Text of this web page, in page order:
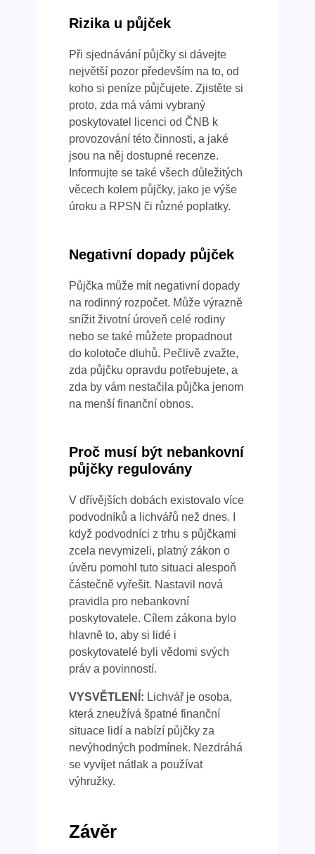
Rizika u půjček
Při sjednávání půjčky si dávejte
největší pozor především na to, od
koho si peníze půjčujete. Zjistěte si
proto, zda má vámi vybraný
poskytovatel licenci od ČNB k
provozování této činnosti, a jaké
jsou na něj dostupné recenze.
Informujte se také všech důležitých
věcech kolem půjčky, jako je výše
úroku a RPSN či různé poplatky.
Negativní dopady půjček
Půjčka může mít negativní dopady
na rodinný rozpočet. Může výrazně
snížit životní úroveň celé rodiny
nebo se také můžete propadnout
do kolotoče dluhů. Pečlivě zvažte,
zda půjčku opravdu potřebujete, a
zda by vám nestačila půjčka jenom
na menší finanční obnos.
Proč musí být nebankovní
půjčky regulovány
V dřívějších dobách existovalo více
podvodníků a lichvářů než dnes. I
když podvodníci z trhu s půjčkami
zcela nevymizeli, platný zákon o
úvěru pomohl tuto situaci alespoň
částečně vyřešit. Nastavil nová
pravidla pro nebankovní
poskytovatele. Cílem zákona bylo
hlavně to, aby si lidé i
poskytovatelé byli vědomi svých
práv a povinností.
VYSVĚTLENÍ: Lichvář je osoba,
která zneužívá špatné finanční
situace lidí a nabízí půjčky za
nevýhodných podmínek. Nezdráhá
se vyvíjet nátlak a používat
výhružky.
Závěr